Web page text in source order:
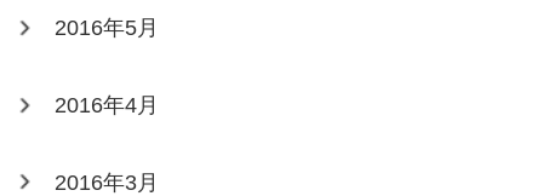
2016年5月
2016年4月
2016年3月